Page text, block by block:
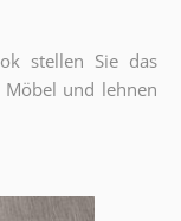
stellen Sie das
und lehnen